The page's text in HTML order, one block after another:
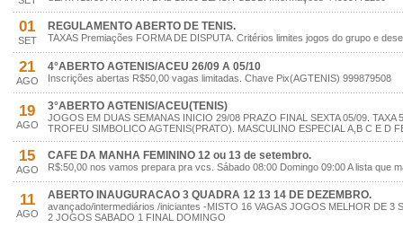
01
SET
REGULAMENTO ABERTO DE TENIS.
TAXAS Premiações FORMA DE DISPUTA. Critérios limites jogos do grupo e
21
AGO
4°ABERTO AGTENIS/ACEU 26/09 A 05/10
Inscrições abertas R$50,00 vagas limitadas. Chave Pix(AGTENIS) 999879508
19
AGO
3°ABERTO AGTENIS/ACEU(TENIS)
JOGOS EM DUAS SEMANAS INICIO 29/08 PRAZO FINAL SEXTA 05/09. TAXA
TROFEU SIMBOLICO AGTENIS(PRATO). MASCULINO ESPECIAL A,B C E D
15
AGO
CAFE DA MANHA FEMININO 12 ou 13 de setembro.
R$:50,00 nos vamos prepara pra vcs. Sábado 08:00 Domingo 09:00 A lista que
11
AGO
ABERTO INAUGURACAO 3 QUADRA 12 13 14 DE DEZEMBRO.
avançado/intermediários /iniciantes -MISTO 16 VAGAS JOGOS MELHOR DE 3
2 JOGOS SABADO 1 FINAL DOMINGO